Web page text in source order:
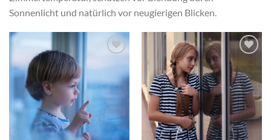
Sonnenlicht und natürlich vor neugierigen Blicken.
wishlist